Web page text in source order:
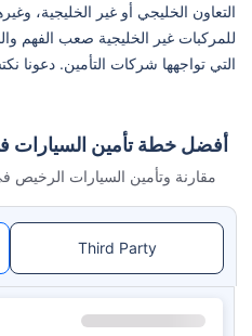
التعاون الخليجي أو غير الخليجية،
للمركبات غير الخليجية صعب الفهم
التي تواجهها شركات التأمين. دعونا
أفضل خطة تأمين السيارات
مقارنة وتأمين السيارات الرخيص
Third Party